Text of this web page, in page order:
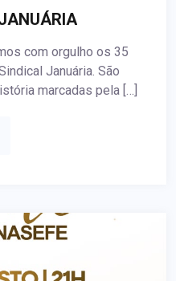
com orgulho os 35
Januária. São
marcadas pela […]